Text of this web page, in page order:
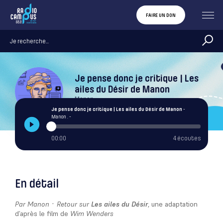
FAIRE UN DON
Je pense donc je critique | Les
ailes du Désir de Manon
Manon .
Je pense donc je critique | Les ailes du Désir de Manon -
Manon . -
00:00 4 écoutes
En détail
Par Manon · Retour surLes ailes du Désir, une adaptation
d’après le film de Wim Wenders